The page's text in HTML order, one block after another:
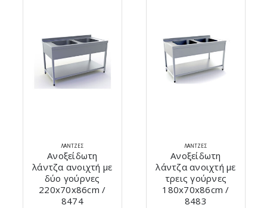
ΛΆΝΤΖΕΣ
Ανοξείδωτη
λάντζα ανοιχτή με
δύο γούρνες
220x70x86cm /
8474
ΛΆΝΤΖΕΣ
Ανοξείδωτη
λάντζα ανοιχτή με
τρεις γούρνες
180x70x86cm /
8483